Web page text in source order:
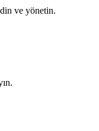
ve yönetin.